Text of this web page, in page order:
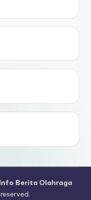
Berita Olahraga